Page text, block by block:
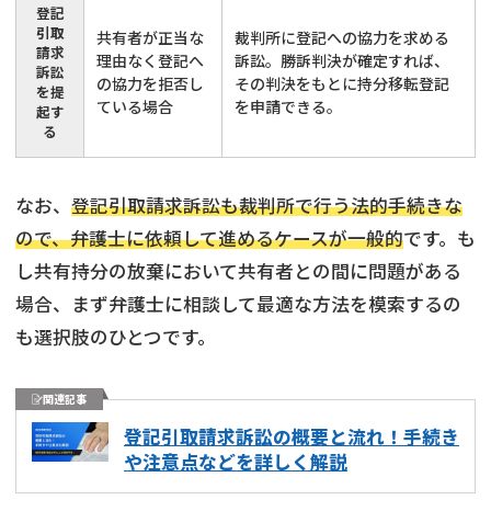
登記
引取
請求
訴訟
を提
起す
る
共有者が正当な
理由なく登記へ
の協力を拒否し
ている場合
裁判所に登記への協力を求める
訴訟。勝訴判決が確定すれば、
その判決をもとに持分移転登記
を申請できる。
なお、 登記引取請求訴訟も裁判所で行う法的手続きな
ので、弁護士に依頼して進めるケースが一般的です。も
し共有持分の放棄において共有者との間に問題がある
場合、まず弁護士に相談して最適な方法を模索するの
も選択肢のひとつです。
関連記事
登記引取請求訴訟の概要と流れ！手続き
や注意点などを詳しく解説